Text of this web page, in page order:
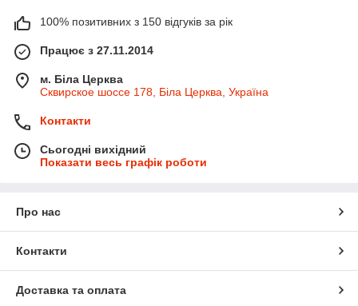
100% позитивних з 150 відгуків за рік
Працює з 27.11.2014
м. Біла Церква
Сквирское шоссе 178, Біла Церква, Україна
Контакти
Сьогодні вихідний
Показати весь графік роботи
Про нас
Контакти
Доставка та оплата